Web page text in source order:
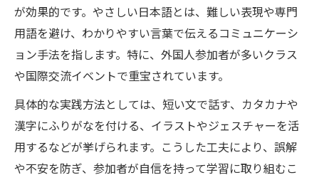
が効果的です。やさしい日本語とは、難しい表現や専門
用語を避け、わかりやすい言葉で伝えるコミュニケーシ
ョン手法を指します。特に、外国人参加者が多いクラス
や国際交流イベントで重宝されています。
具体的な実践方法としては、短い文で話す、カタカナや
漢字にふりがなを付ける、イラストやジェスチャーを活
用するなどが挙げられます。こうした工夫により、誤解
や不安を防ぎ、参加者が自信を持って学習に取り組むこ